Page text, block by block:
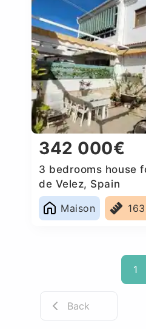
342 000€
3 bedrooms house
de Velez, Spain
Maison
1
Back